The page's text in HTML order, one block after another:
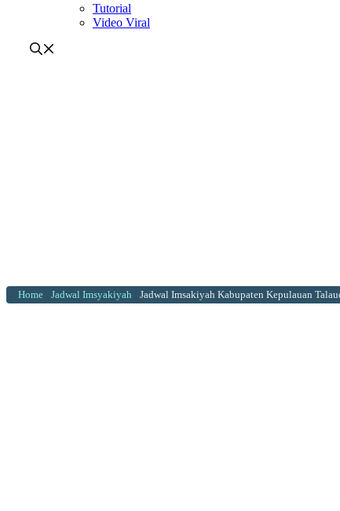
Tutorial
Video Viral
Home Jadwal Imsyakiyah Jadwal Imsakiyah Kabupaten Kepulauan